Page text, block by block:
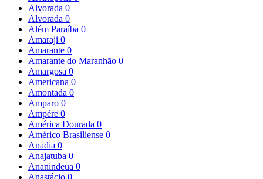
Alvorada 0
Alvorada 0
Além Paraíba 0
Amaraji 0
Amarante 0
Amarante do Maranhão 0
Amargosa 0
Americana 0
Amontada 0
Amparo 0
Ampére 0
América Dourada 0
Américo Brasiliense 0
Anadia 0
Anajatuba 0
Ananindeua 0
Anastácio 0